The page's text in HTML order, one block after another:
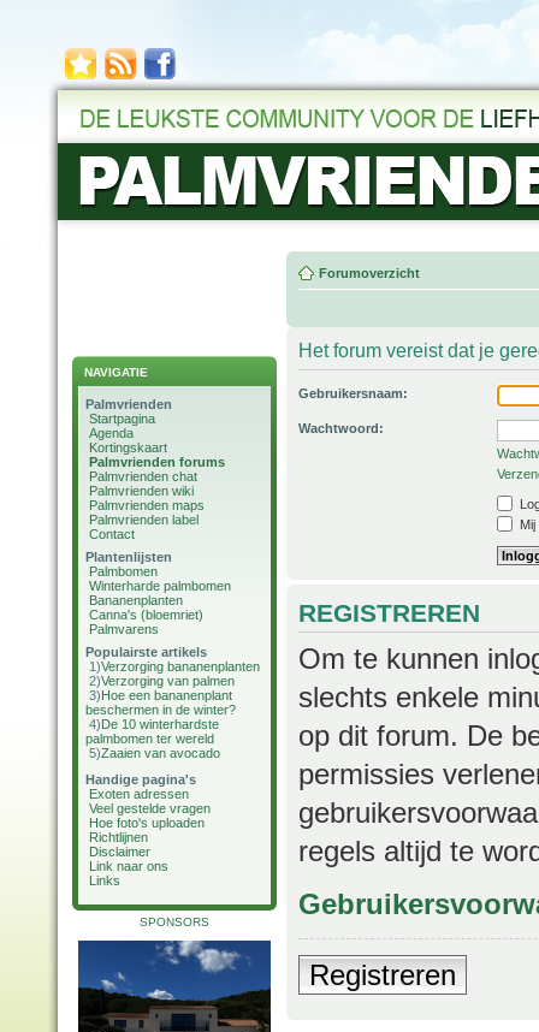
NAVIGATIE
Palmvrienden
Startpagina
Agenda
Kortingskaart
Palmvrienden forums
Palmvrienden chat
Palmvrienden wiki
Palmvrienden maps
Palmvrienden label
Contact
Plantenlijsten
Palmbomen
Winterharde palmbomen
Bananenplanten
Canna's (bloemriet)
Palmvarens
Populairste artikels
1)Verzorging bananenplanten
2)Verzorging van palmen
3)Hoe een bananenplant
beschermen in de winter?
4)De 10 winterhardste
palmbomen ter wereld
5)Zaaien van avocado
Handige pagina's
Exoten adressen
Veel gestelde vragen
Hoe foto's uploaden
Richtlijnen
Disclaimer
Link naar ons
Links
SPONSORS
Forumoverzicht
Het forum vereist dat je
Gebruikersnaam:
Wachtwoord:
REGISTREREN
Om te kunnen
slechts enkele
op dit forum. De
permissies
regels altijd te
Registreren